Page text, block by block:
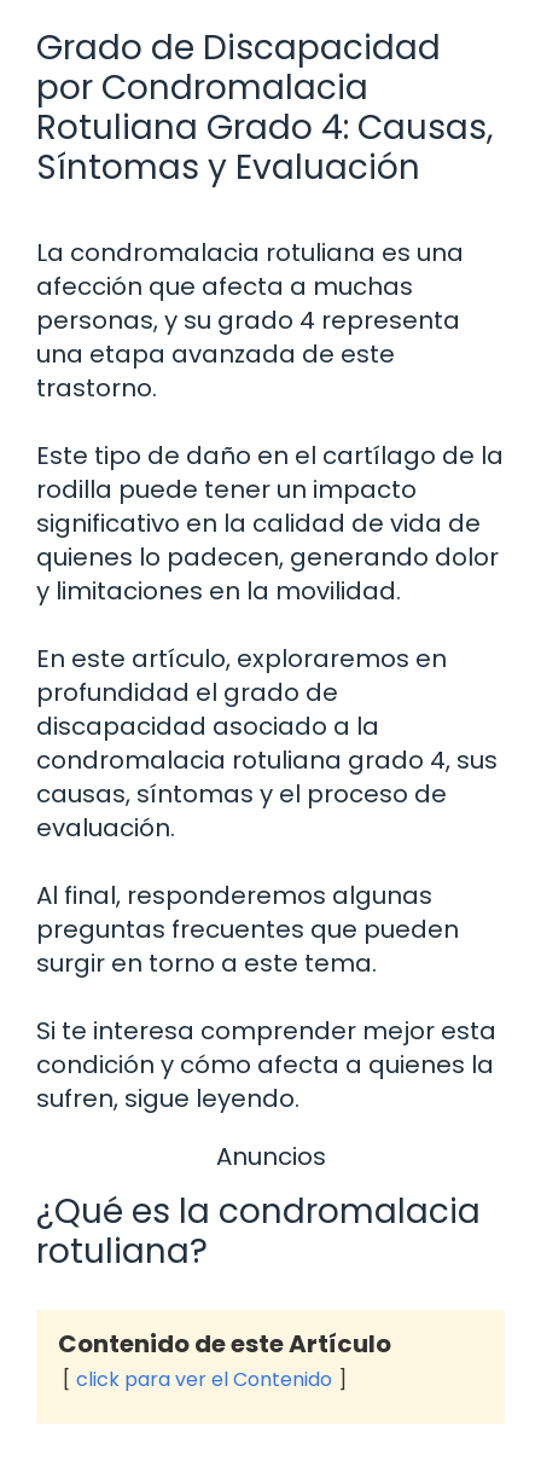
Grado de Discapacidad
por Condromalacia
Rotuliana Grado 4: Causas,
Síntomas y Evaluación
La condromalacia rotuliana es una
afección que afecta a muchas
personas, y su grado 4 representa
una etapa avanzada de este
trastorno.
Este tipo de daño en el cartílago de la
rodilla puede tener un impacto
significativo en la calidad de vida de
quienes lo padecen, generando dolor
y limitaciones en la movilidad.
En este artículo, exploraremos en
profundidad el grado de
discapacidad asociado a la
condromalacia rotuliana grado 4, sus
causas, síntomas y el proceso de
evaluación.
Al final, responderemos algunas
preguntas frecuentes que pueden
surgir en torno a este tema.
Si te interesa comprender mejor esta
condición y cómo afecta a quienes la
sufren, sigue leyendo.
Anuncios
¿Qué es la condromalacia
rotuliana?
Contenido de este Artículo
click para ver el Contenido